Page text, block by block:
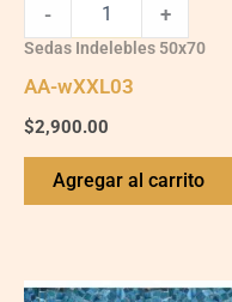
- +
Sedas Indelebles 50x70
AA-wXXL03
$2,900.00
Agregar al carrito
AN-